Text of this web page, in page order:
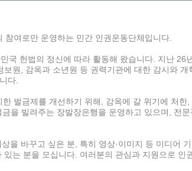
여로만 운영하는 민간 인권운동단체입니다.
국 헌법의 정신에 따라 활동해 왔습니다. 지난 26
원, 감옥과 소년원 등 권력기관에 대한 감시와 개
다.
벌금제를 개선하기 위해, 감옥에 갈 위기에 처한,
을 빌려주는 장발장은행을 운영하고 있으며, 전문
을 바꾸고 싶은 분, 특히 영상·이미지 등 미디어
는 분을 모십니다. 여러분의 관심과 지원으로 인